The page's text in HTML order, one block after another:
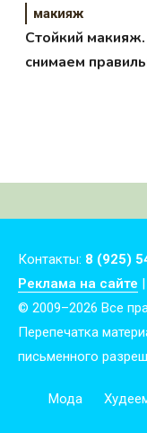
макияж
Стойкий
снимаем
Контакты: 8 (925)
Реклама на сайте |
© 2009–2026 Все
Перепечатка
письменного
Мода